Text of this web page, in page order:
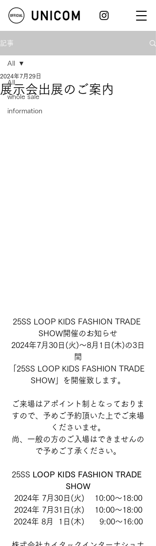
記事
All
whole sale
information
All
展示会出展のご案内
2024年7月29日
25SS LOOP KIDS FASHION TRADE
SHOW開催のお知らせ
2024年7月30日(火)～8月1日(木)の3日
間
25SS LOOP KIDS FASHION TRADE
SHOW」を開催致します。
ご来場はアポイント制となっておりま
すので、予めご予約頂いた上でご来場
くださいませ。
尚、一般の方のご入場はできませんの
で予めご了承ください。
25SS LOOP KIDS FASHION TRADE
SHOW
2024年 7月30日(火)　 10:00～18:00
2024年 7月31日(水)　 10:00～18:00
2024年 8月  1日(木)　   9:00～16:00